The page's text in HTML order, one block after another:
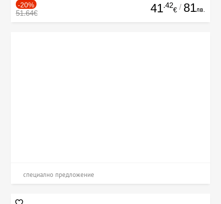
-20%
51.64€ 41.42
€ / 81лв.
специално предложение